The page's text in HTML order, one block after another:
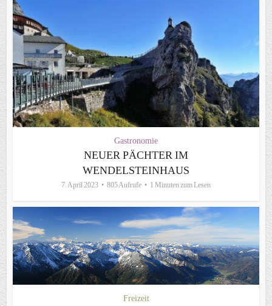
Gastronomie
NEUER PÄCHTER IM
WENDELSTEINHAUS
7. April 2023 805 Aufrufe 1 Minuten zum Lesen
Freizeit